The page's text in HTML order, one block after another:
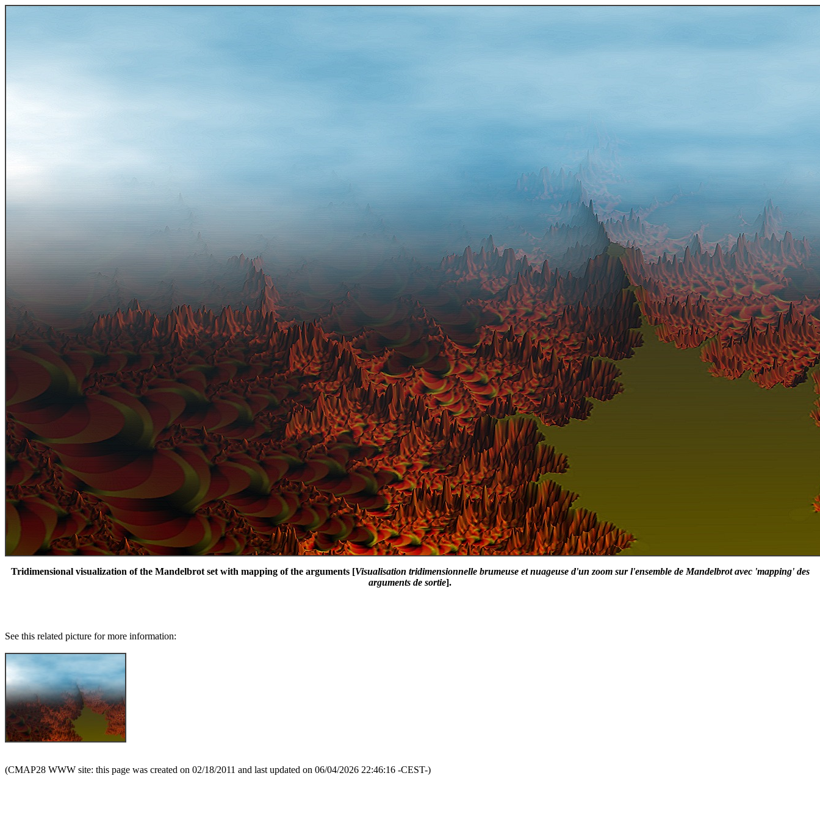
Tridimensional visualization of the Mandelbrot set with mapping of the arguments [Visualisation tridimensionnelle brumeuse et nuageuse d'un zoom sur l'ensemble de Mandelbrot avec 'mapping' des
arguments de sortie].
See this related picture for more information:
(CMAP28 WWW site: this page was created on 02/18/2011 and last updated on 06/04/2026 22:46:16 -CEST-)